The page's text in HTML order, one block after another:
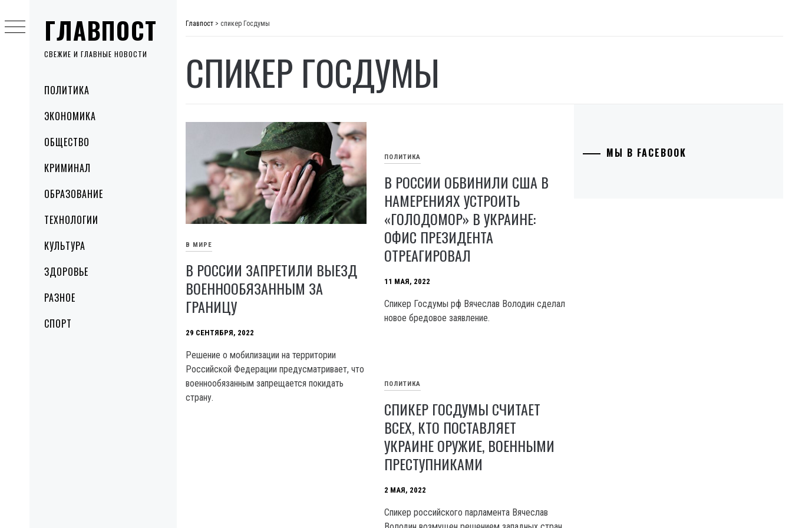
ГЛАВПОСТ
СВЕЖИЕ И ГЛАВНЫЕ НОВОСТИ
MenuПОЛИТИКА
ЭКОНОМИКА
ОБЩЕСТВО
КРИМИНАЛ
ОБРАЗОВАНИЕ
ТЕХНОЛОГИИ
КУЛЬТУРА
ЗДОРОВЬЕ
РАЗНОЕ
СПОРТ
to
content
Главпост > спикер Госдумы
СПИКЕР ГОСДУМЫ
В МИРЕ
В РОССИИ ЗАПРЕТИЛИ ВЫЕЗД
ВОЕННООБЯЗАННЫМ ЗА
ГРАНИЦУ
29 СЕНТЯБРЯ, 2022
Решение о мобилизации на территории
Российской Федерации предусматривает, что
военнообязанным запрещается покидать
страну.
ПОЛИТИКА
В РОССИИ ОБВИНИЛИ США В
НАМЕРЕНИЯХ УСТРОИТЬ
«ГОЛОДОМОР» В УКРАИНЕ:
ОФИС ПРЕЗИДЕНТА
ОТРЕАГИРОВАЛ
11 МАЯ, 2022
Спикер Госдумы рф Вячеслав Володин сделал
новое бредовое заявление.
ПОЛИТИКА
СПИКЕР ГОСДУМЫ СЧИТАЕТ
ВСЕХ, КТО ПОСТАВЛЯЕТ
УКРАИНЕ ОРУЖИЕ, ВОЕННЫМИ
ПРЕСТУПНИКАМИ
2 МАЯ, 2022
Спикер российского парламента Вячеслав
МЫ В FACEBOOK